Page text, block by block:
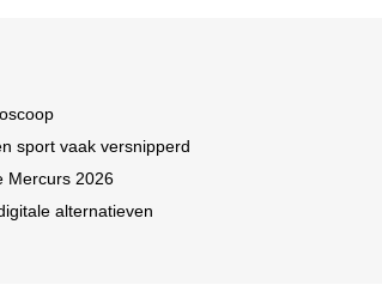
sport vaak versnipperd
Mercurs 2026
alternatieven